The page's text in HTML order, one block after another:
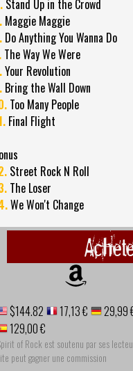
Stand Up in the Crowd
Maggie Maggie
Do Anything You Wanna Do
The Way We Were
Your Revolution
Bring the Wall Down
Too Many People
Final Flight
Street Rock N Roll
The Loser
We Won't Change
$144.82 17,13 € 29,99
129,00 €
of Rock est soutenu par ses
peut gagner une commission